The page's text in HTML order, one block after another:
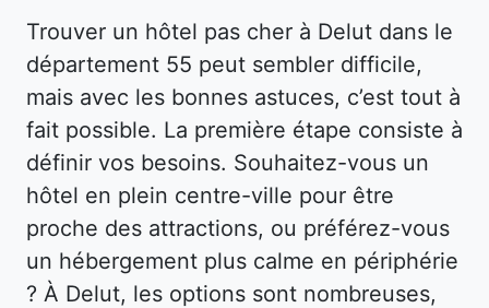
Trouver un hôtel pas cher à Delut dans le
département 55 peut sembler difficile,
mais avec les bonnes astuces, c’est tout à
fait possible. La première étape consiste à
définir vos besoins. Souhaitez-vous un
hôtel en plein centre-ville pour être
proche des attractions, ou préférez-vous
un hébergement plus calme en périphérie
? À Delut, les options sont nombreuses,